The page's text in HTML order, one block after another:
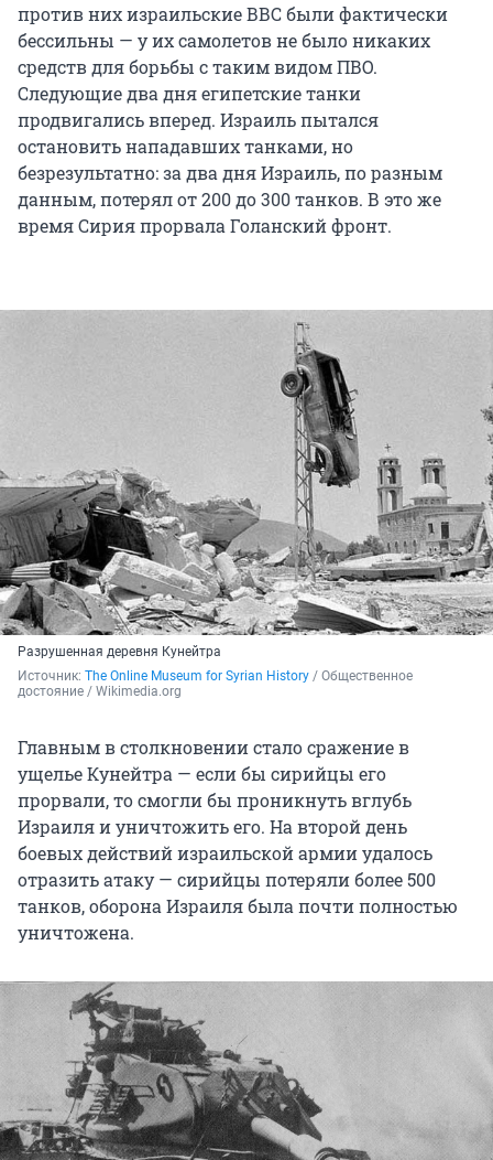
против них израильские ВВС были фактически
бессильны — у их самолетов не было никаких
средств для борьбы с таким видом ПВО.
Следующие два дня египетские танки
продвигались вперед. Израиль пытался
остановить нападавших танками, но
безрезультатно: за два дня Израиль, по разным
данным, потерял от 200 до 300 танков. В это же
время Сирия прорвала Голанский фронт.
Разрушенная деревня Кунейтра
Источник: The Online Museum for Syrian History / Общественное
достояние / Wikimedia.org
Главным в столкновении стало сражение в
ущелье Кунейтра — если бы сирийцы его
прорвали, то смогли бы проникнуть вглубь
Израиля и уничтожить его. На второй день
боевых действий израильской армии удалось
отразить атаку — сирийцы потеряли более 500
танков, оборона Израиля была почти полностью
уничтожена.